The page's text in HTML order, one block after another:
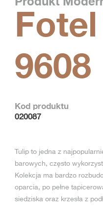
9608
Kod produktu
020087
Tulip to jedna z
barowych, często
Kolekcja ma bardzo
oparcia, po pełne
siedziska oraz krzesła z